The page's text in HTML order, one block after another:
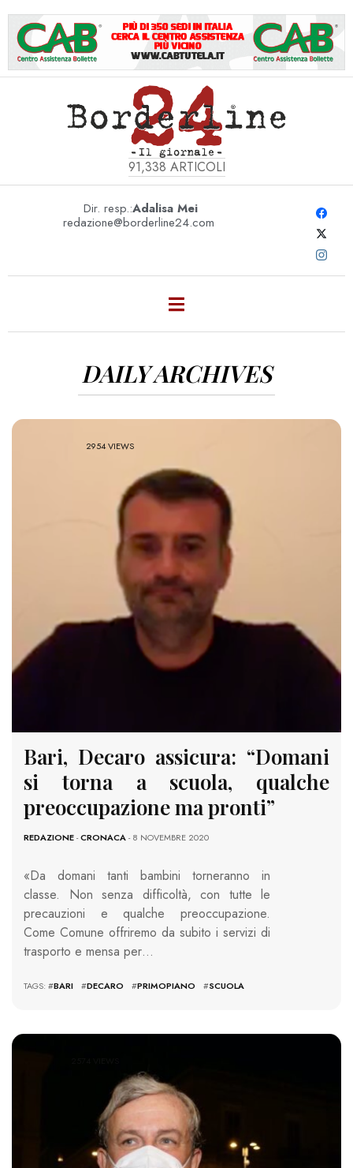
91,338 ARTICOLI
Dir. resp.:Adalisa Mei
redazione@borderline24.com
DAILY ARCHIVES
2954 VIEWS
Bari, Decaro assicura: “Domani
si torna a scuola, qualche
preoccupazione ma pronti”
REDAZIONE-CRONACA- 8 NOVEMBRE 2020
«Da domani tanti bambini torneranno in
classe. Non senza difficoltà, con tutte le
precauzioni e qualche preoccupazione.
Come Comune offriremo da subito i servizi di
trasporto e mensa per…
TAGS: #BARI #DECARO #PRIMOPIANO #SCUOLA